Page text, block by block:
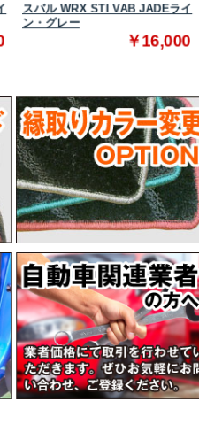
スバル WRX STI VAB JADEライ
ン・グレー
￥16,000